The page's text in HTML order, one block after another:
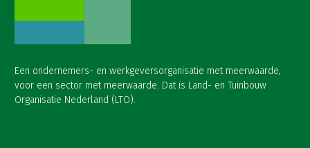
Een ondernemers- en werkgeversorganisatie met meerwaarde,
voor een sector met meerwaarde. Dat is Land- en Tuinbouw
Organisatie Nederland (LTO).